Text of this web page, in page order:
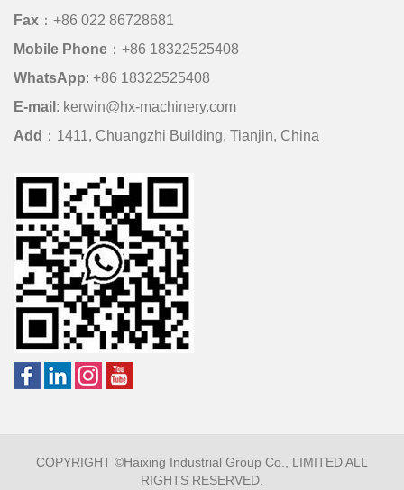
Fax ：+86 022 86728681
Mobile Phone ： +86 18322525408
WhatsApp: +86 18322525408
E-mail : kerwin@hx-machinery.com
Add ：1411, Chuangzhi Building, Tianjin, China
COPYRIGHT ©Haixing Industrial Group Co., LIMITED ALL
RIGHTS RESERVED.